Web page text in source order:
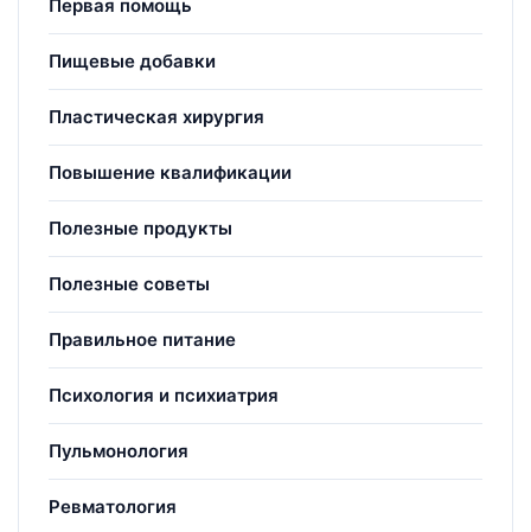
Первая помощь
Пищевые добавки
Пластическая хирургия
Повышение квалификации
Полезные продукты
Полезные советы
Правильное питание
Психология и психиатрия
Пульмонология
Ревматология